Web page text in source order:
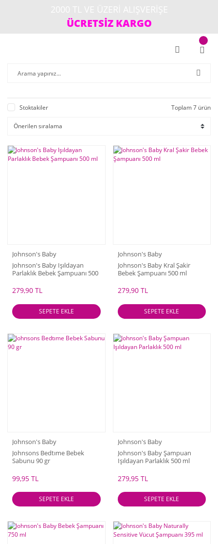
ÜCRETSİZ KARGO
Stoktakiler Toplam 7 ürün
Johnson's Baby
Johnson's Baby Işıldayan
Parlaklık Bebek Şampuanı 500
279,90 TL
SEPETE EKLE
Johnson's Baby
Johnson's Baby Kral Şakir
Bebek Şampuanı 500 ml
279,90 TL
SEPETE EKLE
Johnson's Baby
Johnsons Bedtıme Bebek
Sabunu 90 gr
99,95 TL
SEPETE EKLE
Johnson's Baby
Johnson's Baby Şampuan
Işıldayan Parlaklık 500 ml
279,95 TL
SEPETE EKLE